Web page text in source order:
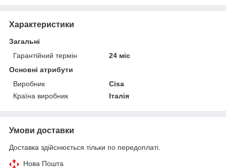
Характеристики
Загальні
Гарантійний термін
24 міс
Основні атрибути
Виробник
Cisa
Країна виробник
Італія
Умови доставки
Доставка здійснюється тільки по передоплаті.
Нова Пошта